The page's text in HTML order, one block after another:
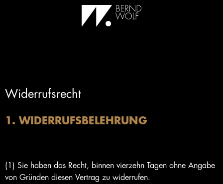
Widerrufsrecht
1. WIDERRUFSBELEHRUNG
(1) Sie haben das Recht, binnen vierzehn Tagen ohne Angabe
von Gründen diesen Vertrag zu widerrufen.